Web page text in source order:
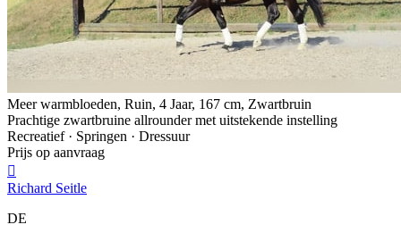
Meer warmbloeden, Ruin, 4 Jaar, 167 cm, Zwartbruin
Prachtige zwartbruine allrounder met uitstekende instelling
Recreatief · Springen · Dressuur
Prijs op aanvraag

Richard Seitle
DE